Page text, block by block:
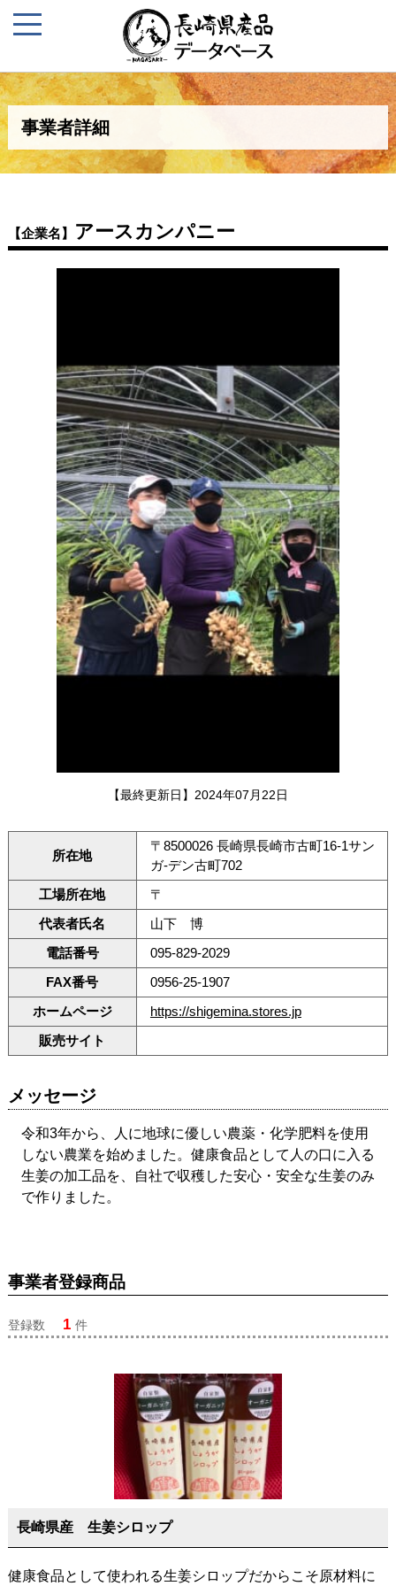
事業者詳細
【企業名】 アースカンパニー
【最終更新日】2024年07月22日
所在地
〒8500026 長崎県長崎市古町16-1サン
ガ-デン古町702
工場所在地
〒
代表者氏名
山下 博
電話番号
095-829-2029
FAX番号
0956-25-1907
ホームページ
https://shigemina.stores.jp
販売サイト
メッセージ
令和3年から、人に地球に優しい農薬・化学肥料を使用
しない農業を始めました。健康食品として人の口に入る
生姜の加工品を、自社で収穫した安心・安全な生姜のみ
で作りました。
事業者登録商品
登録数 1 件
長崎県産 生姜シロップ
健康食品として使われる生姜シロップだからこそ原材料に